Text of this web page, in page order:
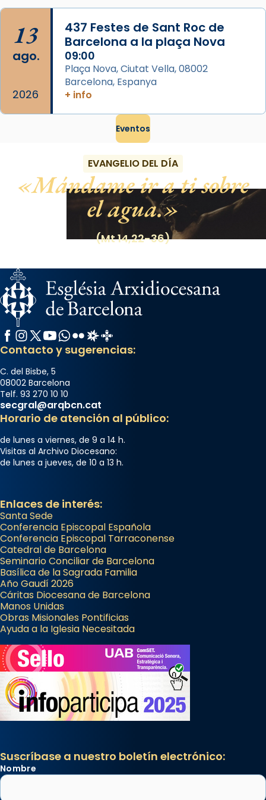
13
ago.
2026
437 Festes de Sant Roc de
Barcelona a la plaça Nova
09:00
Plaça Nova, Ciutat Vella, 08002
Barcelona, Espanya
+ info
Eventos
EVANGELIO DEL DÍA
Mándame ir a ti sobre
el agua.
(Mt 14,22-36)
Facebook
Instagram
X / Twitter
YouTube
WhatsApp
FlickrRadio Estel
Catalunya Cristiana
Contacto y sugerencias:
C. del Bisbe, 5
08002 Barcelona
Telf. 93 270 10 10
secgral@arqbcn.cat
Horario de atención al público:
de lunes a viernes, de 9 a 14 h.
Visitas al Archivo Diocesano:
de lunes a jueves, de 10 a 13 h.
Enlaces de interés:
Santa Sede
Conferencia Episcopal Española
Conferencia Episcopal Tarraconense
Catedral de Barcelona
Seminario Conciliar de Barcelona
Basílica de la Sagrada Familia
Año Gaudí 2026
Cáritas Diocesana de Barcelona
Manos Unidas
Obras Misionales Pontificias
Ayuda a la Iglesia Necesitada
Suscríbase a nuestro boletín electrónico:
Nombre